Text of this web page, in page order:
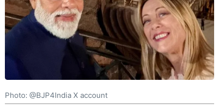
Photo: @BJP4India X account